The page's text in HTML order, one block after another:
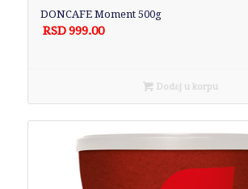
DONCAFE Moment 500g
RSD999.00
Dodaj u korpu